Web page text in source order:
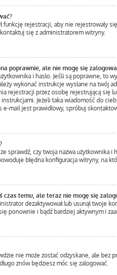
funkcję rejestracji, aby nie rejestrowały
się z administratorem witryny.
poprawnie, ale nie mogę się
i hasło. Jeśli są poprawne, to
wykonać instrukcje wysłane na twój
rejestracji przez osobę rejestrującą się
Jeżeli taka wiadomość do
mail jest prawidłowy, spróbuj
sprawdź, czy twoja nazwa użytkownika
błędna konfiguracja witryny, na
czas temu, ale teraz nie mogę się
dezaktywował lub usunął twoje
ponownie i bądź bardziej aktywnym i
nie może zostać odzyskane, ale
znów będziesz móc się zalogować.